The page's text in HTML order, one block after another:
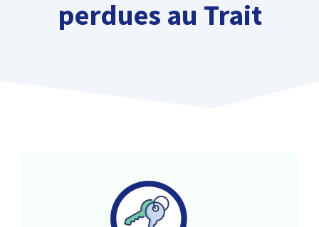
perdues au Trait